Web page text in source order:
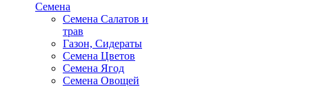
Семена
Семена Салатов и
трав
Газон, Сидераты
Семена Цветов
Семена Ягод
Семена Овощей